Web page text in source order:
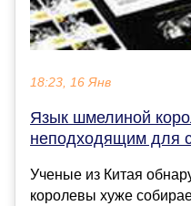
18:23, 16 Янв
Язык шмелиной
неподходящим для
Ученые из Китая
королевы хуже